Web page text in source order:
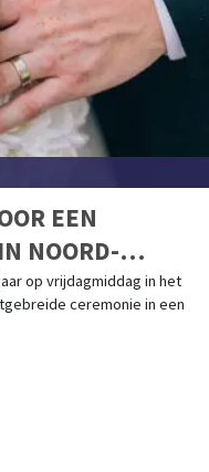
EEN
NOORD-
op vrijdagmiddag in het
ceremonie in een